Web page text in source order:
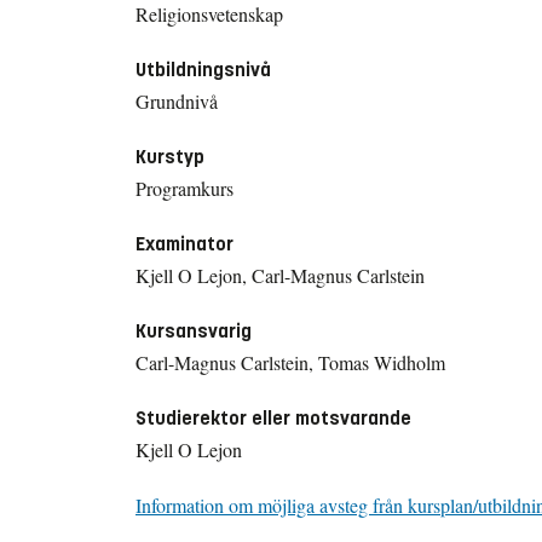
Religionsvetenskap
Utbildningsnivå
Grundnivå
Kurstyp
Programkurs
Examinator
Kjell O Lejon, Carl-Magnus Carlstein
Kursansvarig
Carl-Magnus Carlstein, Tomas Widholm
Studierektor eller motsvarande
Kjell O Lejon
Information om möjliga avsteg från kursplan/